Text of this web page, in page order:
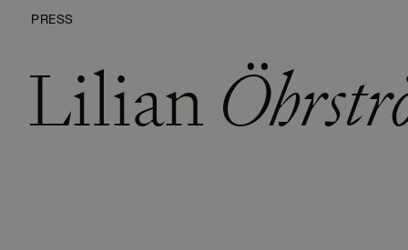
PRESS
KONTAKTA OSS
HÅLLBARHET
Lilian